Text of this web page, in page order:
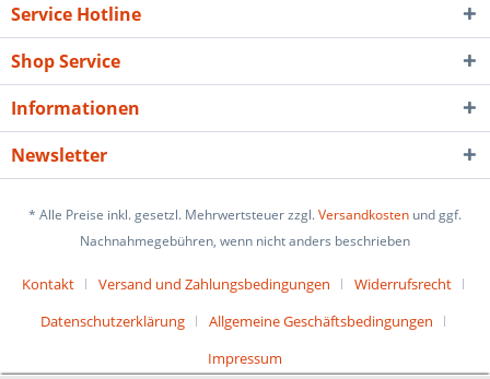
Service Hotline
Shop Service
Informationen
Newsletter
* Alle Preise inkl. gesetzl. Mehrwertsteuer zzgl.Versandkosten und ggf.
Nachnahmegebühren, wenn nicht anders beschrieben
Kontakt Versand und Zahlungsbedingungen
Widerrufsrecht
Datenschutzerklärung
Allgemeine Geschäftsbedingungen
Impressum